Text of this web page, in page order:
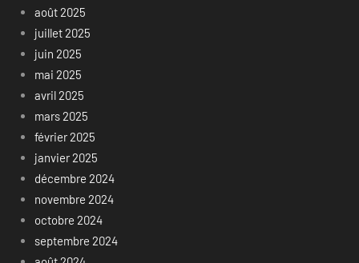
août 2025
juillet 2025
juin 2025
mai 2025
avril 2025
mars 2025
février 2025
janvier 2025
décembre 2024
novembre 2024
octobre 2024
septembre 2024